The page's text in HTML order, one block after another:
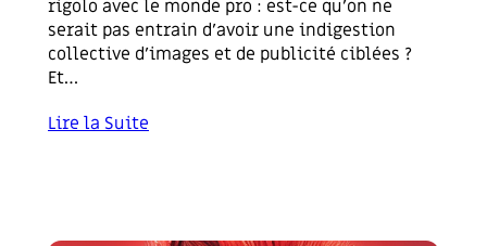
rigolo avec le monde pro : est-ce qu’on ne
serait pas entrain d’avoir une indigestion
collective d’images et de publicité ciblées ?
Et…
Lire la Suite